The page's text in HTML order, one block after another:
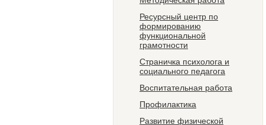
Ресурсный центр по
формированию
функциональной
грамотности
Страничка психолога и
социального педагога
Воспитательная работа
Профилактика
Развитие физической